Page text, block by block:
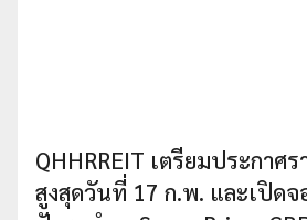
QHHRREIT เตรียมประกาศ
สูงสุดวันที่ 17 ก.พ. และเปิด